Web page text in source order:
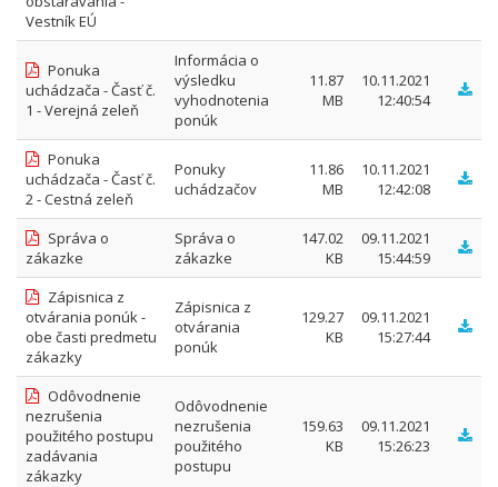
Vestník EÚ
Ponuka
uchádzača - Časť č.
1 - Verejná zeleň
Informácia o
výsledku
vyhodnotenia
ponúk
11.87
MB
10.11.2021
12:40:54
Ponuka
uchádzača - Časť č.
2 - Cestná zeleň
Ponuky
uchádzačov
11.86
MB
10.11.2021
12:42:08
Správa o
zákazke
Správa o
zákazke
147.02
KB
09.11.2021
15:44:59
Zápisnica z
otvárania ponúk -
obe časti predmetu
zákazky
Zápisnica z
otvárania
ponúk
129.27
KB
09.11.2021
15:27:44
Odôvodnenie
nezrušenia
použitého postupu
zadávania
zákazky
Odôvodnenie
nezrušenia
použitého
postupu
159.63
KB
09.11.2021
15:26:23